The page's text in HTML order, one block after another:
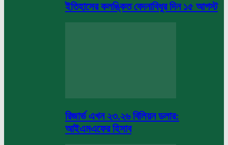
ইতিহাসের কলঙ্কিত বেদনাবিধুর দিন ১৫ আগস্ট
রিজার্ভ এখন ২৩.২৬ বিলিয়ন ডলার:
আইএমএফের হিসাব